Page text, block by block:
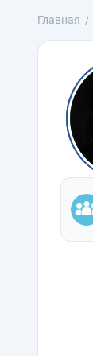
Главная